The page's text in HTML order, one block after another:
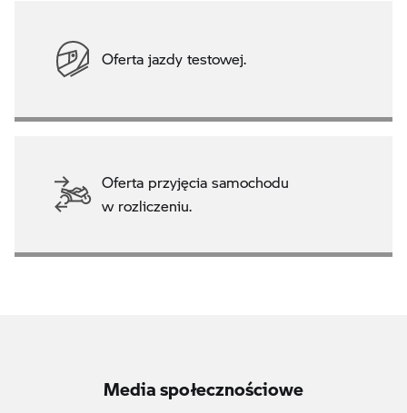
Oferta jazdy testowej.
Oferta przyjęcia samochodu
w rozliczeniu.
Media społecznościowe